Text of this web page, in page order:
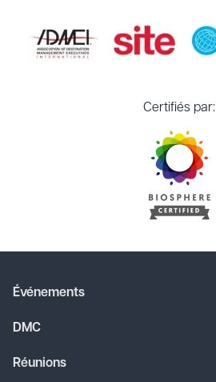
Certifiés par:
Événements
DMC
Réunions